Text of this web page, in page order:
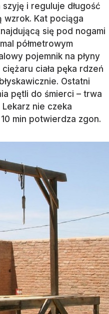
szyję i reguluje długość
wzrok. Kat pociąga
się pod nogami
półmetrowym
pojemnik na płyny
ciała pęka rdzeń
Ostatni
pętli do śmierci – trwa
nie czeka
min potwierdza zgon.